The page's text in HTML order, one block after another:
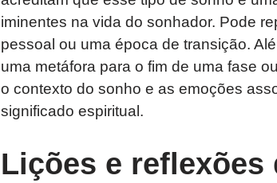
iminentes na vida do sonhador. Pode
pessoal ou uma época de transição.
uma metáfora para o fim de uma fase
o contexto do sonho e as emoções
significado espiritual.
Lições e reflexões